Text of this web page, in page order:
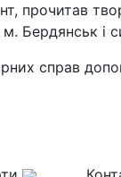
прочитав
м. Бердянськ
справ